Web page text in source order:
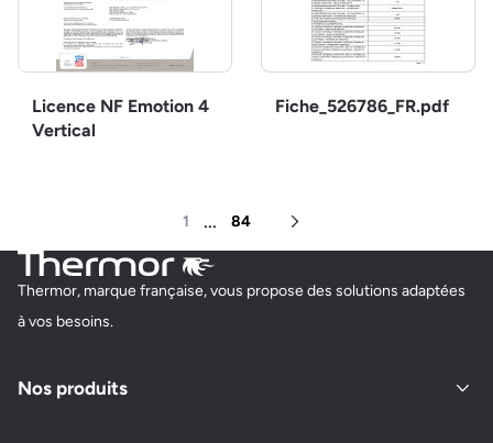
Licence NF Emotion 4
Vertical
Fiche_526786_FR.pdf
1 ... 84
Page suivante
Thermor, marque française, vous propose des solutions adaptées
à vos besoins.
Nos produits